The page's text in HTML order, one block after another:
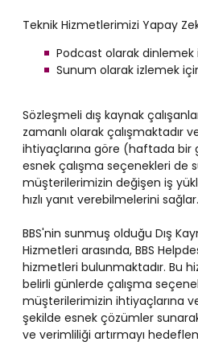
Teknik Hizmetlerimizi Yapay
Podcast olarak dinlemek
Sunum olarak izlemek
Sözleşmeli dış kaynak
zamanlı olarak çalışmaktadır
ihtiyaçlarına göre (haftada bir
esnek çalışma seçenekleri de
müşterilerimizin değişen iş
hızlı yanıt verebilmelerini sağlar.
BBS'nin sunmuş olduğu Dış
Hizmetleri arasında, BBS
hizmetleri bulunmaktadır. Bu
belirli günlerde çalışma
müşterilerimizin ihtiyaçlarına
şekilde esnek çözümler
ve verimliliği artırmayı